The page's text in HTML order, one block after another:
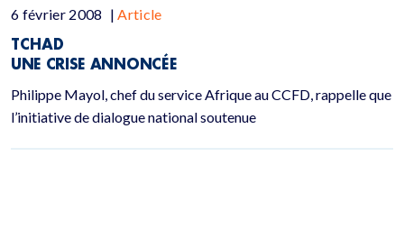
6 février 2008 | Article
TCHAD
UNE CRISE ANNONCÉE
Philippe Mayol, chef du service Afrique au CCFD, rappelle que
l’initiative de dialogue national soutenue